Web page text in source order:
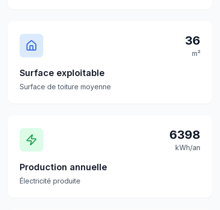
36
m²
Surface exploitable
Surface de toiture moyenne
6398
kWh/an
Production annuelle
Électricité produite